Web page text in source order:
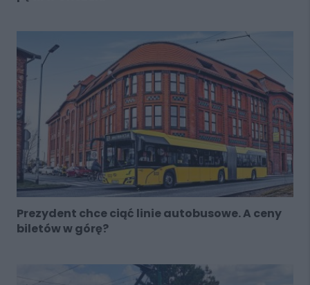
Prezydent chce ciąć linie autobusowe. A ceny
biletów w górę?